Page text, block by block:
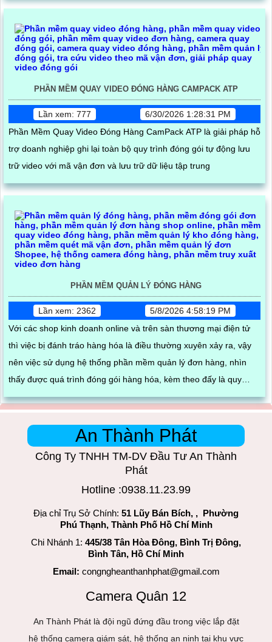
PHẦN MỀM QUAY VIDEO ĐÓNG HÀNG CAMPACK ATP
Lần xem: 777
6/30/2026 1:28:31 PM
Phần Mềm Quay Video Đóng Hàng CamPack ATP là giải pháp hỗ
trợ doanh nghiệp ghi lại toàn bộ quy trình đóng gói tự động lưu
trữ video với mã vận đơn và lưu trữ dữ liệu tập trung
PHẦN MỀM QUẢN LÝ ĐÓNG HÀNG
Lần xem: 2362
5/8/2026 4:58:19 PM
Với các shop kinh doanh online và trên sàn thương mại điện tử
thì việc bị đánh tráo hàng hóa là điều thường xuyên xảy ra, vậy
nên việc sử dụng hệ thống phần mềm quản lý đơn hàng, nhìn
thấy được quá trình đóng gói hàng hóa, kèm theo đấy là quy
trình đóng gói cũng được ghi lại một cách dễ dàng
An Thành Phát
Công Ty TNHH TM-DV Đầu Tư An Thành
Phát
Hotline :0938.11.23.99
Địa chỉ Trụ Sở Chính: 51 Lũy Bán Bích, , Phường
Phú Thạnh, Thành Phố Hồ Chí Minh
Chi Nhánh 1: 445/38 Tân Hòa Đông, Bình Trị Đông,
Bình Tân, Hồ Chí Minh
Email: congngheanthanhphat@gmail.com
Camera Quân 12
An Thành Phát là đội ngũ đứng đầu trong việc lắp đặt
hệ thống camera giám sát, hệ thống an ninh tại khu vực